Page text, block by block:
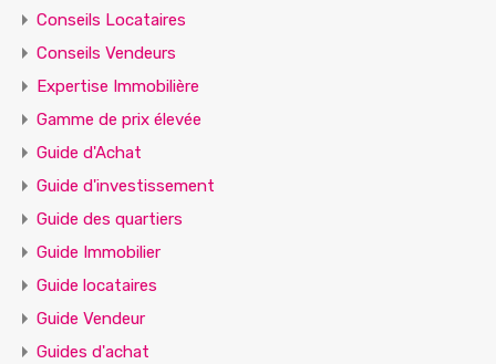
Conseils Locataires
Conseils Vendeurs
Expertise Immobilière
Gamme de prix élevée
Guide d'Achat
Guide d'investissement
Guide des quartiers
Guide Immobilier
Guide locataires
Guide Vendeur
Guides d'achat